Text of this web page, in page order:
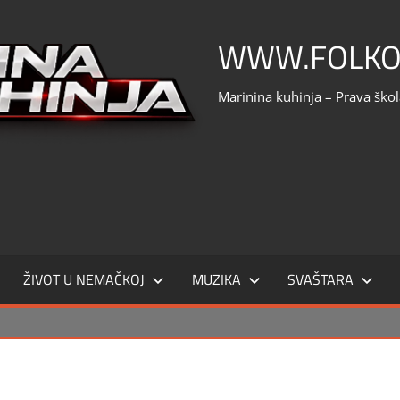
Marinina kuhinja – Prava
ŽIVOT U NEMAČKOJ MUZIKA SVAŠTARA